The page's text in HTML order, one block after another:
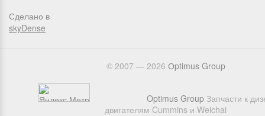
Сделано в
skyDense
© 2007 — 2026 Оptimus Group
Optimus Group Запчасти к
двигателям Cummins и Weichai